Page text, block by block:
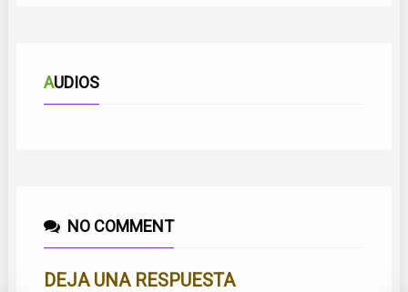
AUDIOS
NO COMMENT
DEJA UNA RESPUESTA